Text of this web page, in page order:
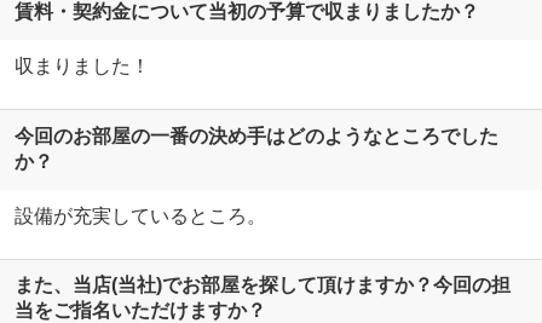
賃料・契約金について当初の予算で収まりましたか？
収まりました！
今回のお部屋の一番の決め手はどのようなところでした
か？
設備が充実しているところ。
また、当店(当社)でお部屋を探して頂けますか？今回の担
当をご指名いただけますか？